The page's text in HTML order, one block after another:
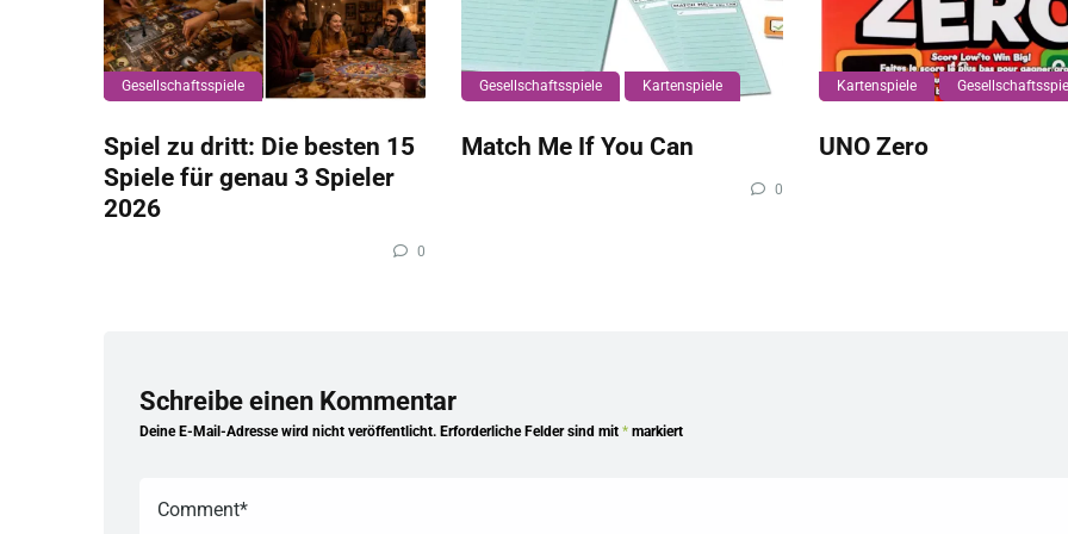
Gesellschaftsspiele
Spiel zu dritt: Die besten 15
Spiele für genau 3 Spieler
2026
0
Gesellschaftsspiele Kartenspiele
Match Me If You Can
0
Kartenspiele
UNO Zero
Schreibe einen Kommentar
Deine E-Mail-Adresse wird nicht veröffentlicht. Erforderliche Felder sind mit * markiert